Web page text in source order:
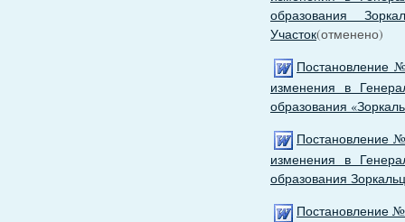
образования
Участок(отменено)
Постановление
изменения в
образования
Постановление
изменения в
образования
Постановление